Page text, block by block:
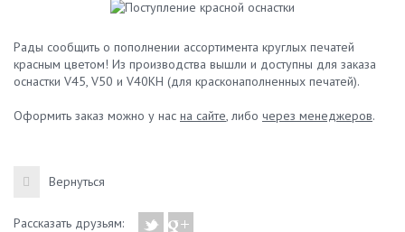
Рады сообщить о пополнении ассортимента круглых печатей
красным цветом! Из производства вышли и доступны для заказа
оснастки V45, V50 и V40КН (для красконаполненных печатей).
Оформить заказ можно у нас на сайте, либо через менеджеров.
Вернуться
Рассказать друзьям: